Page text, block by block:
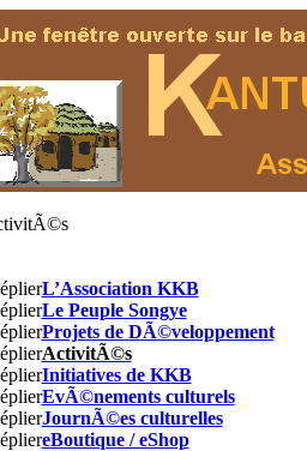
L’Association KKB
Le Peuple Songye
Projets de DÃ©veloppement
ActivitÃ©s
Initiatives de KKB
EvÃ©nements culturels
JournÃ©es culturelles
eBoutique / eShop